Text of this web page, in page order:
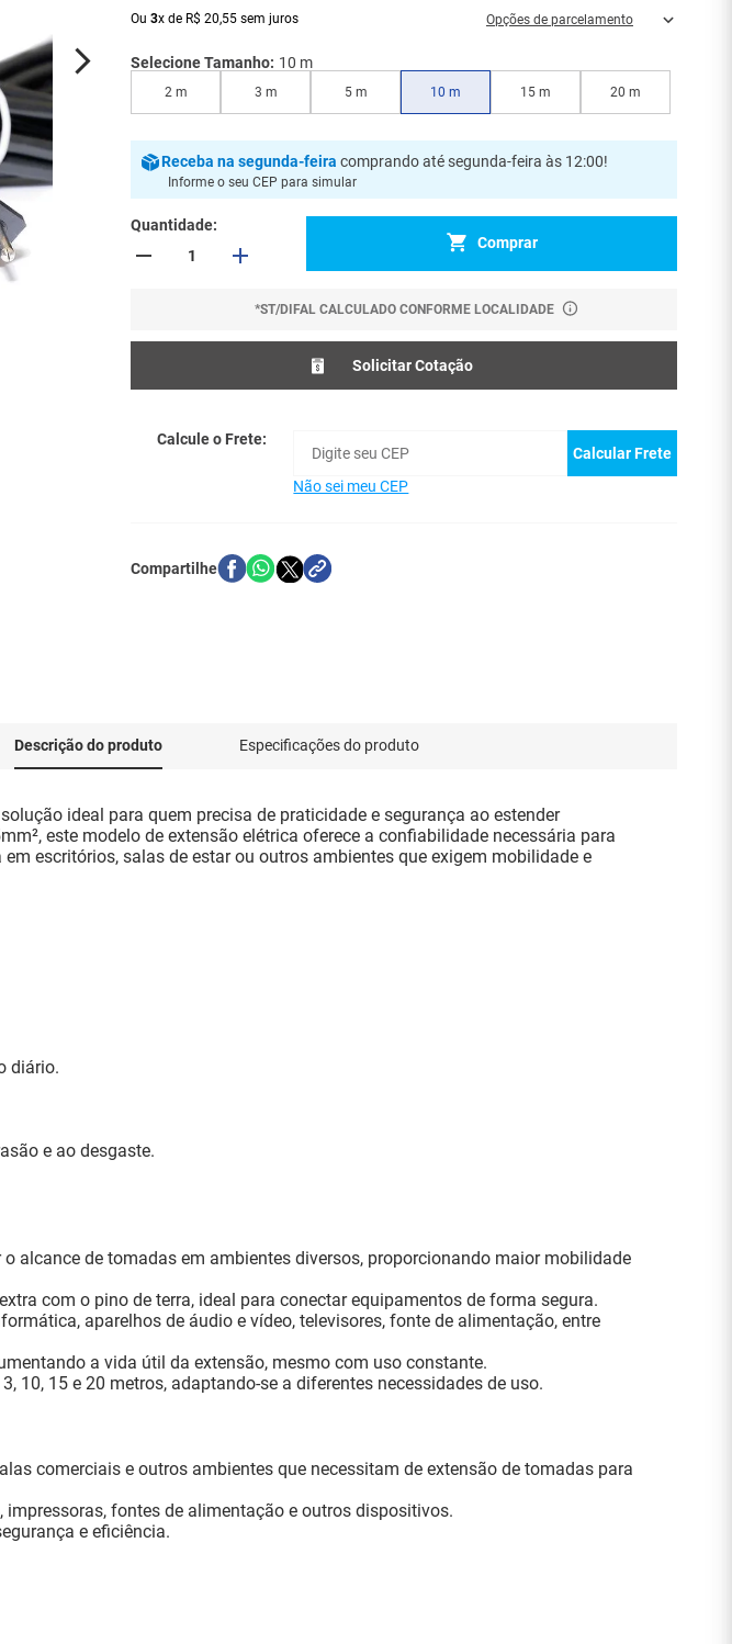
Ou3x de R$ 20,55 sem juros Opções de parcelamento
Selecione Tamanho: 10 m
2 m 3 m 5 m 10 m 15 m 20 m
Recebana segunda-feira comprando até segunda-feira às 12:00!
Informe o seu CEP para simular
Quantidade
Comprar
*ST/DIFAL CALCULADO CONFORME LOCALIDADE
Solicitar Cotação
Calcule o Frete:
Calcular Frete
Não sei meu CEP
Descrição do produto Especificações do produto
ideal para quem precisa de praticidade e segurança ao estender
este modelo de extensão elétrica oferece a confiabilidade necessária para
escritórios, salas de estar ou outros ambientes que exigem mobilidade e
diário.
e ao desgaste.
alcance de tomadas em ambientes diversos, proporcionando maior mobilidade
com o pino de terra, ideal para conectar equipamentos de forma segura.
aparelhos de áudio e vídeo, televisores, fonte de alimentação, entre
a vida útil da extensão, mesmo com uso constante.
10, 15 e 20 metros, adaptando-se a diferentes necessidades de uso.
comerciais e outros ambientes que necessitam de extensão de tomadas para
impressoras, fontes de alimentação e outros dispositivos.
e eficiência.